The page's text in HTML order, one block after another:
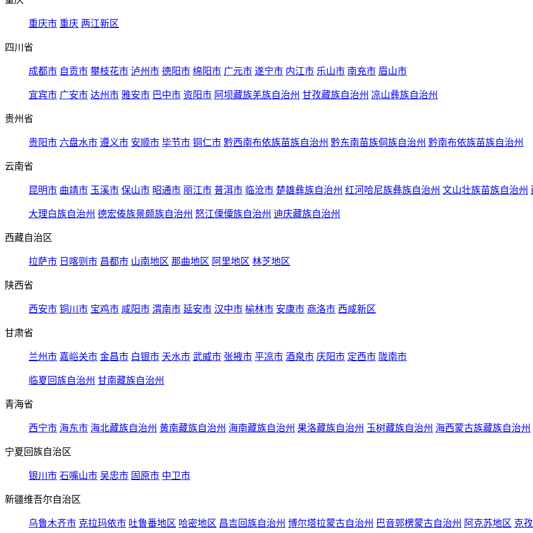
重庆市 重庆 两江新区
四川省
成都市 自贡市 攀枝花市 泸州市 德阳市 绵阳市 广元市 遂宁市 内江市 乐山市 南充市 眉山市
宜宾市 广安市 达州市 雅安市 巴中市 资阳市 阿坝藏族羌族自治州 甘孜藏族自治州 凉山彝族自治州
贵州省
贵阳市 六盘水市 遵义市 安顺市 毕节市 铜仁市 黔西南布依族苗族自治州 黔东南苗族侗族自治州 黔南布依族苗族自治州
云南省
昆明市 曲靖市 玉溪市 保山市 昭通市 丽江市 普洱市 临沧市 楚雄彝族自治州 红河哈尼族彝族自治州 文山壮族苗族自治州
大理白族自治州 德宏傣族景颇族自治州 怒江傈僳族自治州 迪庆藏族自治州
西藏自治区
拉萨市 日喀则市 昌都市 山南地区 那曲地区 阿里地区 林芝地区
陕西省
西安市 铜川市 宝鸡市 咸阳市 渭南市 延安市 汉中市 榆林市 安康市 商洛市 西咸新区
甘肃省
兰州市 嘉峪关市 金昌市 白银市 天水市 武威市 张掖市 平凉市 酒泉市 庆阳市 定西市 陇南市
临夏回族自治州 甘南藏族自治州
青海省
西宁市 海东市 海北藏族自治州 黄南藏族自治州 海南藏族自治州 果洛藏族自治州 玉树藏族自治州 海西蒙古族藏族自治州
宁夏回族自治区
银川市 石嘴山市 吴忠市 固原市 中卫市
新疆维吾尔自治区
乌鲁木齐市 克拉玛依市 吐鲁番地区 哈密地区 昌吉回族自治州 博尔塔拉蒙古自治州 巴音郭楞蒙古自治州 阿克苏地区 克